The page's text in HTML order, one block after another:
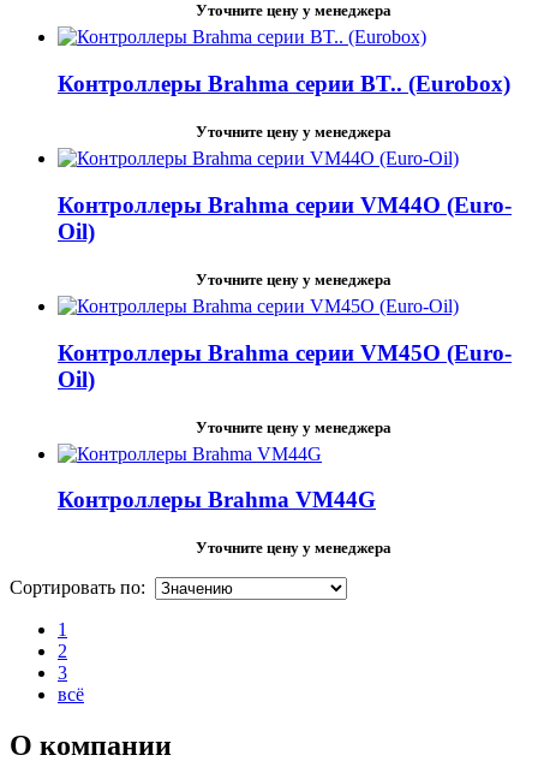
Уточните цену у менеджера
Контроллеры Brahma серии BT.. (Eurobox)
Уточните цену у менеджера
Контроллеры Brahma серии VM44O (Euro-
Oil)
Уточните цену у менеджера
Контроллеры Brahma серии VM45O (Euro-
Oil)
Уточните цену у менеджера
Контроллеры Brahma VM44G
Уточните цену у менеджера
Сортировать по:
1
2
3
всё
О компании